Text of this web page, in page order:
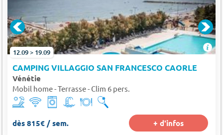
12.09 > 19.09
CAMPING VILLAGGIO SAN FRANCESCO CAORLE
Vénétie
Mobil home - Terrasse - Clim 6 pers.
dès 815€ / sem. + d'infos